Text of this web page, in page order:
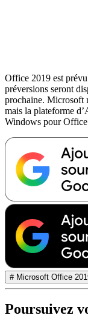
Office 2019 est
préversions seront
prochaine. Microsoft
mais la plateforme
Windows pour
# Microsoft Office
Poursuivez